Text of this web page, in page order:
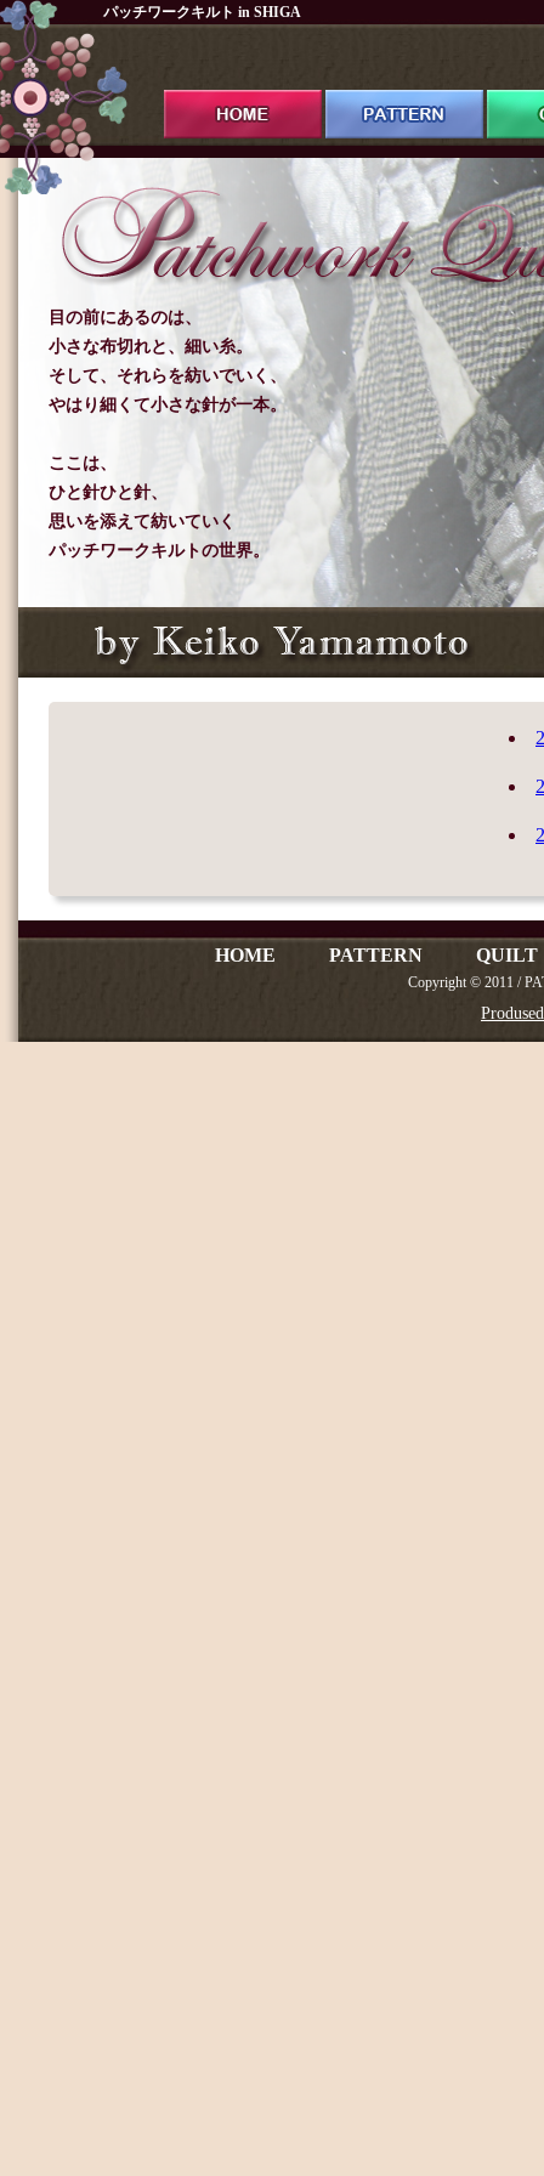
パッチワークキルト in SHIGA
目の前にあるのは、
小さな布切れと、細い糸。
そして、それらを紡いでいく、
やはり細くて小さな針が一本。
ここは、
ひと針ひと針、
思いを添えて紡いていく
パッチワークキルトの世界。
HOME PATTERN QUILT
Copyright © 2011 /